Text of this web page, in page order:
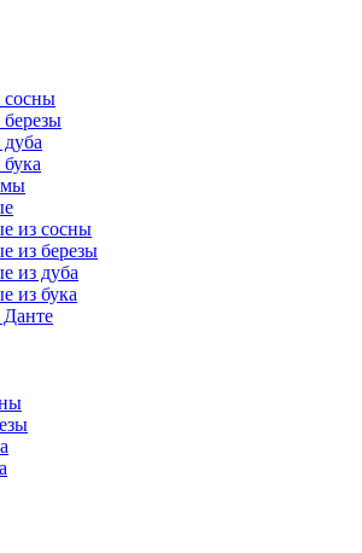
сосны
из сосны
из березы
из дуба
из бука